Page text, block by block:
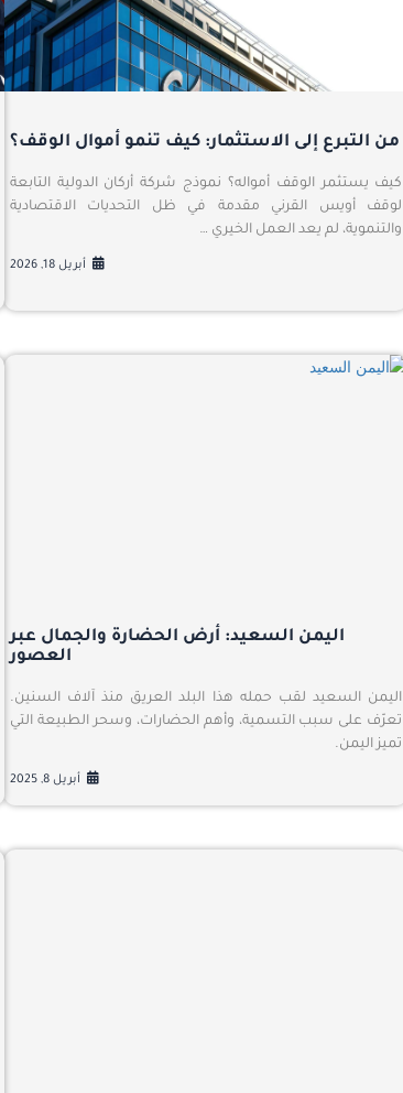
من التبرع إلى الاستثمار: كيف تنمو أموال الوقف؟
كيف يستثمر الوقف أمواله؟ نموذج شركة أركان الدولية التابعة
لوقف أويس القرني مقدمة في ظل التحديات الاقتصادية
والتنموية، لم يعد العمل الخيري …
أبريل 18, 2026
اليمن السعيد: أرض الحضارة والجمال عبر
العصور
اليمن السعيد لقب حمله هذا البلد العريق منذ آلاف السنين.
تعرّف على سبب التسمية، وأهم الحضارات، وسحر الطبيعة التي
تميز اليمن.
أبريل 8, 2025